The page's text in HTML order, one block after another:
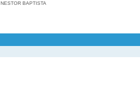
NESTOR BAPTISTA